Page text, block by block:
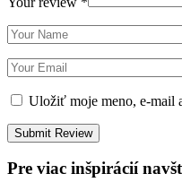
Uložiť moje meno, e-mail
Pre viac inšpirácií